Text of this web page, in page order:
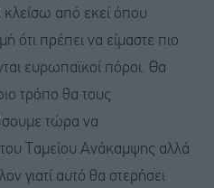
κλείσω από εκεί όπου
ότι πρέπει να είμαστε πιο
ευρωπαϊκοί πόροι. Θα
τρόπο θα τους
τώρα να
Ταμείου Ανάκαμψης αλλά
γιατί αυτό θα στερήσει